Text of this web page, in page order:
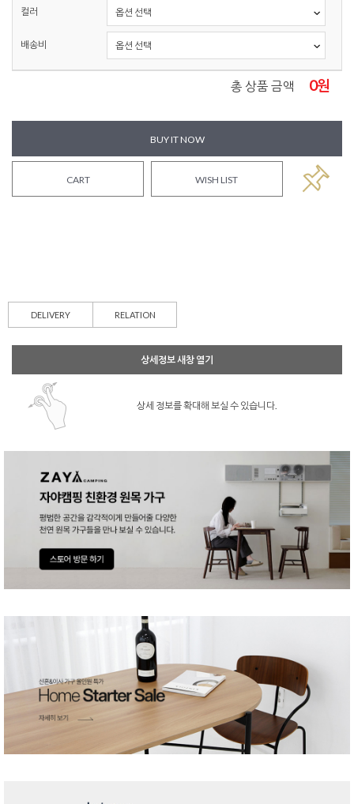
컬러
배송비
총 상품 금액 0원
BUY IT NOW
CART WISH LIST
DELIVERY RELATION
상세정보 새창 열기
상세 정보를 확대해 보실 수 있습니다.